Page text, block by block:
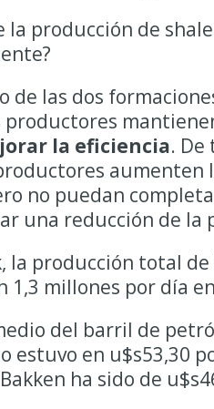
la producción de
de las dos
productores
la eficiencia. De
aumenten
no puedan
una reducción de la
la producción total
1,3 millones por día
del barril de
estuvo en u$s53,30
ha sido de